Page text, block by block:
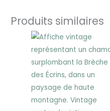
Produits similaires
Plage
de
prix :
25,00 €
à
30,00 €